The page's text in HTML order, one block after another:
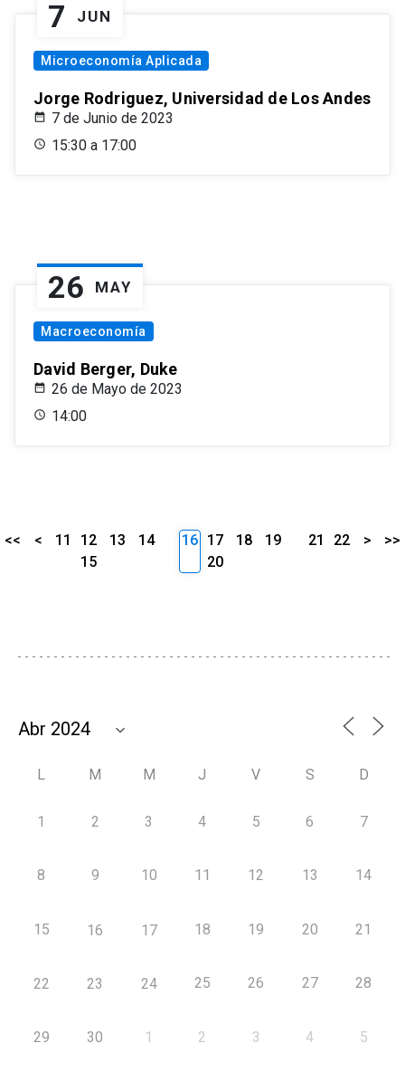
7 JUN
Microeconomía Aplicada
Jorge Rodriguez, Universidad de Los Andes
7 de Junio de 2023
15:30 a 17:00
26 MAY
Macroeconomía
David Berger, Duke
26 de Mayo de 2023
14:00
<< < 11 12 13
14
15
16 17 18
19
20
21 22 > >>
L M M J V S D
1 2 3 4 5 6 7
8 9 10 11 12 13 14
15 16 17 18 19 20 21
22 23 24 25 26 27 28
29 30 1 2 3 4 5